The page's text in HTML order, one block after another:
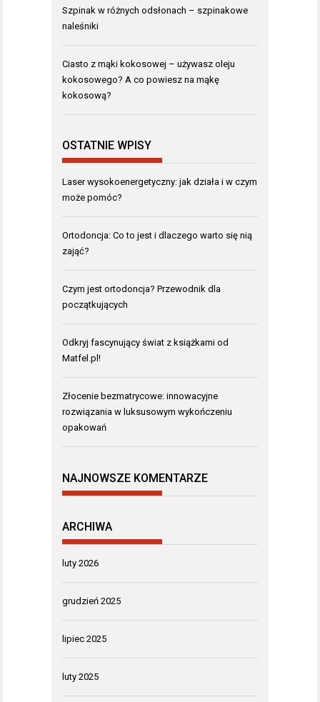
Szpinak w różnych odsłonach – szpinakowe
naleśniki
Ciasto z mąki kokosowej – używasz oleju
kokosowego? A co powiesz na mąkę
kokosową?
OSTATNIE WPISY
Laser wysokoenergetyczny: jak działa i w czym
może pomóc?
Ortodoncja: Co to jest i dlaczego warto się nią
zająć?
Czym jest ortodoncja? Przewodnik dla
początkujących
Odkryj fascynujący świat z książkami od
Matfel.pl!
Złocenie bezmatrycowe: innowacyjne
rozwiązania w luksusowym wykończeniu
opakowań
NAJNOWSZE KOMENTARZE
ARCHIWA
luty 2026
grudzień 2025
lipiec 2025
luty 2025